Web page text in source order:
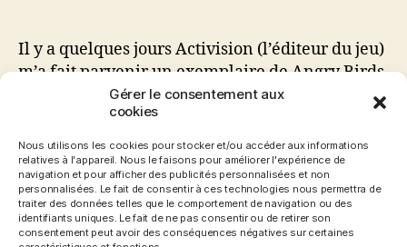
Gérer le consentement aux
cookies
Nous utilisons les cookies pour stocker et/ou accéder aux informations
relatives à l'appareil. Nous le faisons pour améliorer l'expérience de
navigation et pour afficher des publicités personnalisées et non
personnalisées. Le fait de consentir à ces technologies nous permettra de
traiter des données telles que le comportement de navigation ou des
identifiants uniques. Le fait de ne pas consentir ou de retirer son
consentement peut avoir des conséquences négatives sur certaines
Il y a quelques jours Activision (l’éditeur du jeu)
m’a fait parvenir un exemplaire de Angry Birds
Trilogy sur PlayStation 3. Après plusieurs
heures de jeu à redécouvrir les niveaux que j’ai
terminé déjà plusieurs fois sur
tablette/smartphone je vous propose
maintenant mon avis sur cette version
« collection » PlayStation 3. Dans cette édition
vous retrouverez […]